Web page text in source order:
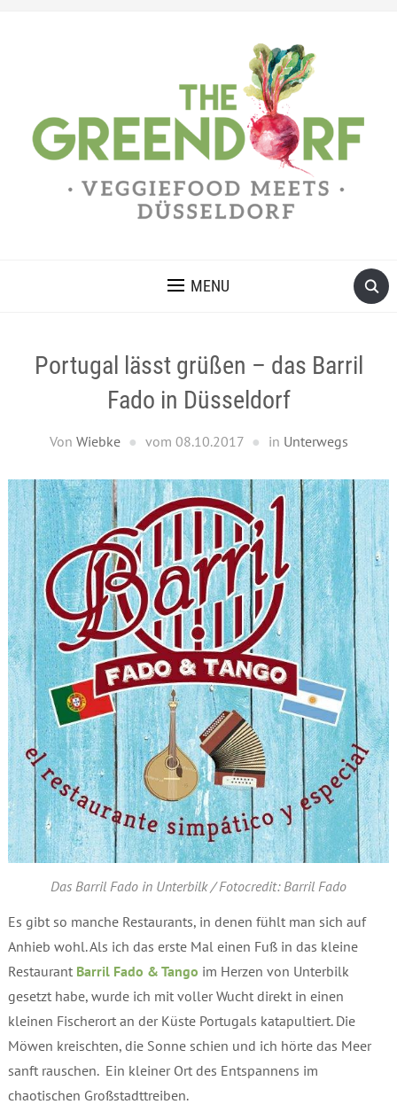
MENU
Portugal lässt grüßen – das Barril
Fado in Düsseldorf
Von Wiebke vom 08.10.2017 in Unterwegs
Das Barril Fado in Unterbilk / Fotocredit: Barril Fado
Es gibt so manche Restaurants, in denen fühlt man sich auf
Anhieb wohl. Als ich das erste Mal einen Fuß in das kleine
Restaurant Barril Fado & Tango im Herzen von Unterbilk
gesetzt habe, wurde ich mit voller Wucht direkt in einen
kleinen Fischerort an der Küste Portugals katapultiert. Die
Möwen kreischten, die Sonne schien und ich hörte das Meer
sanft rauschen. Ein kleiner Ort des Entspannens im
chaotischen Großstadttreiben.